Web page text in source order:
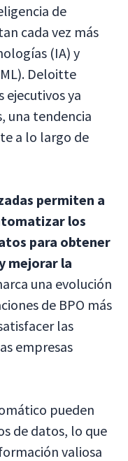
de
cada vez más
(IA) y
Deloitte
ejecutivos ya
una tendencia
a lo largo de
permiten a
los
para obtener
mejorar la
una evolución
de BPO más
las
empresas
pueden
de datos, lo que
valiosa